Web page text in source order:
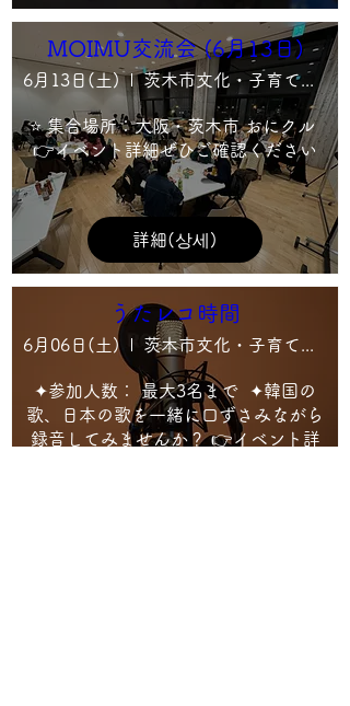
MOIMU交流会 (6月13日)
6月13日(土)
⭐ 集合場所：大阪・茨木市 おにクル
👉イベント詳細ぜひご確認ください
詳細(상세)
うたレコ時間
6月06日(土)
✦参加人数： 最大3名まで  ✦韓国の
歌、日本の歌を一緒に口ずさみながら
録音してみませんか？ 👉イベント詳